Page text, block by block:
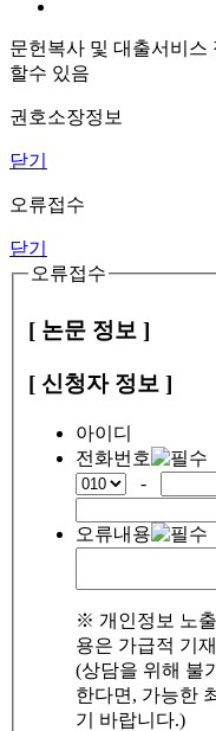
문헌복사 및 대출서비스
할수 있음
권호소장정보
닫기
오류접수
닫기
오류접수
[ 논문 정보 ]
[ 신청자 정보 ]
아이디
전화번호
-
오류내용
※ 개인정보 노
용은 가급적 기
(상담을 위해 불
한다면, 가능한
기 바랍니다.)